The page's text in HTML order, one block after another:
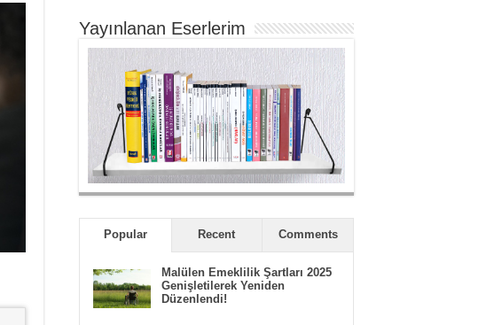
Yayınlanan Eserlerim
Popular Recent Comments
Malülen Emeklilik Şartları 2025
Genişletilerek Yeniden
Düzenlendi!